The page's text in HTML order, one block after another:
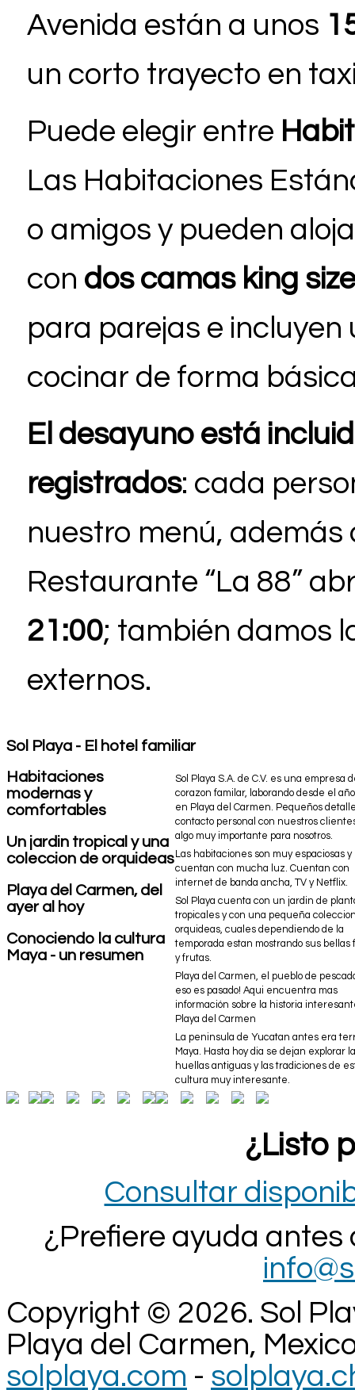
Avenida están a unos
un corto trayecto en
Puede elegir entre
Las Habitaciones
o amigos y pueden
con dos camas king size
para parejas e
cocinar de forma
El desayuno está
registrados: cada
nuestro menú, además
Restaurante “La 88”
21:00; también damos
externos.
Sol Playa - El hotel familiar
Sol Playa S.A. de C.V. es una empresa
corazon familar, laborando desde el
en Playa del Carmen. Pequeños
contacto personal con nuestros
algo muy importante para nosotros.
Habitaciones
modernas y
comfortables
Las habitaciones son muy espaciosas y
cuentan con mucha luz. Cuentan con
internet de banda ancha, TV y Netflix.
Un jardin tropical y una
coleccion de orquideas
Sol Playa cuenta con un jardin de
tropicales y con una pequeña
orquideas, cuales dependiendo de la
temporada estan mostrando sus bellas
y frutas.
Playa del Carmen, del
ayer al hoy
Playa del Carmen, el pueblo de
eso es pasado! Aqui encuentra mas
información sobre la historia
Playa del Carmen
Conociendo la cultura
Maya - un resumen
La peninsula de Yucatan antes era
Maya. Hasta hoy dia se dejan explorar
huellas antiguas y las tradiciones de
cultura muy interesante.
¿Listo
Consultar
¿Prefiere ayuda
Copyright © 2026. Sol
Playa del Carmen,
solplaya.com -